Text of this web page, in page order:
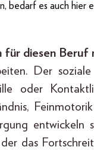
bedarf es auch hier
für diesen Beruf
Der
oder
das